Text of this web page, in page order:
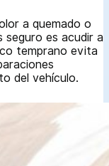
a quemado o
es acudir a
temprano evita
del vehículo.